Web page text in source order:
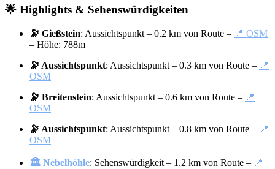
🌟 Highlights & Sehenswürdigkeiten
🔭 Gießstein: Aussichtspunkt – 0.2 km von Route – 📍 OSM
– Höhe: 788m
🔭 Aussichtspunkt: Aussichtspunkt – 0.3 km von Route – 📍
OSM
🔭 Breitenstein: Aussichtspunkt – 0.6 km von Route – 📍
OSM
🔭 Aussichtspunkt: Aussichtspunkt – 0.8 km von Route – 📍
OSM
🏛️ Nebelhöhle: Sehenswürdigkeit – 1.2 km von Route – 📍